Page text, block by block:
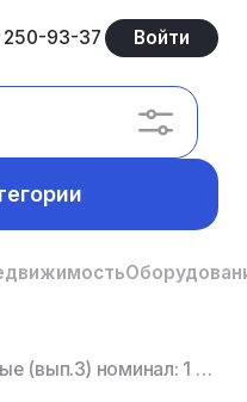
93-37 Войти
Акции обыкновенные именные (вып.3) номинал: 1 руб. гос.рег.номер: 1-03-00161-А, лицо выпустившее акц...